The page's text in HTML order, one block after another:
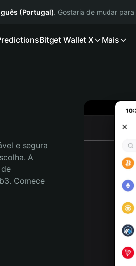
(Portugal). Gostaria de mudar para
Bitget Wallet X Mais
e segura
A
Comece